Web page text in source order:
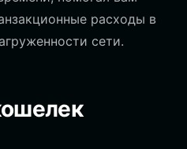
расходы в
сети.